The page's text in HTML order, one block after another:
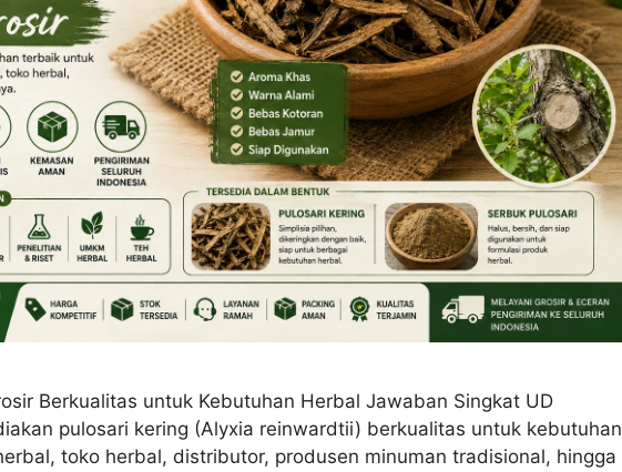
Berkualitas untuk Kebutuhan Herbal Jawaban Singkat UD
pulosari kering (Alyxia reinwardtii) berkualitas untuk kebutuhan
toko herbal, distributor, produsen minuman tradisional, hingga